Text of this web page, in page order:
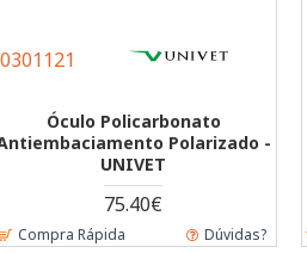
0301121
Óculo Policarbonato
Polarizado -
UNIVET
75.40€
Compra Rápida Dúvidas?